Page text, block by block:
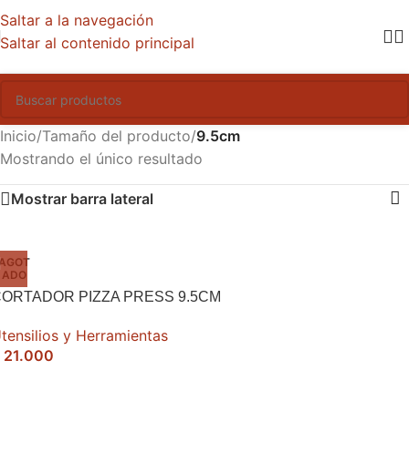
Saltar a la navegación
Saltar al contenido principal
Inicio/Tamaño del producto/9.5cm
Mostrando el único resultado
Mostrar barra lateral
ADO
PIZZA PRESS 9.5CM
y Herramientas
21.000